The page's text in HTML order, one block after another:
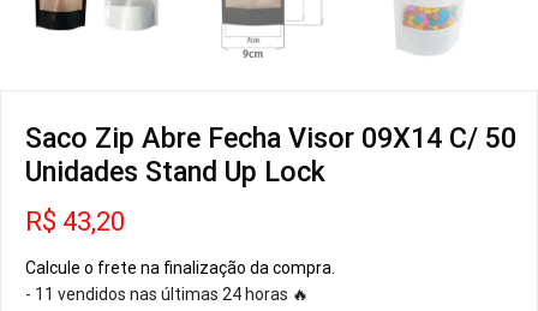
Saco Zip Abre Fecha Visor 09X14 C/ 50
Unidades Stand Up Lock
R$ 43,20
Calcule o frete na finalização da compra.
- 11 vendidos nas últimas 24 horas 🔥